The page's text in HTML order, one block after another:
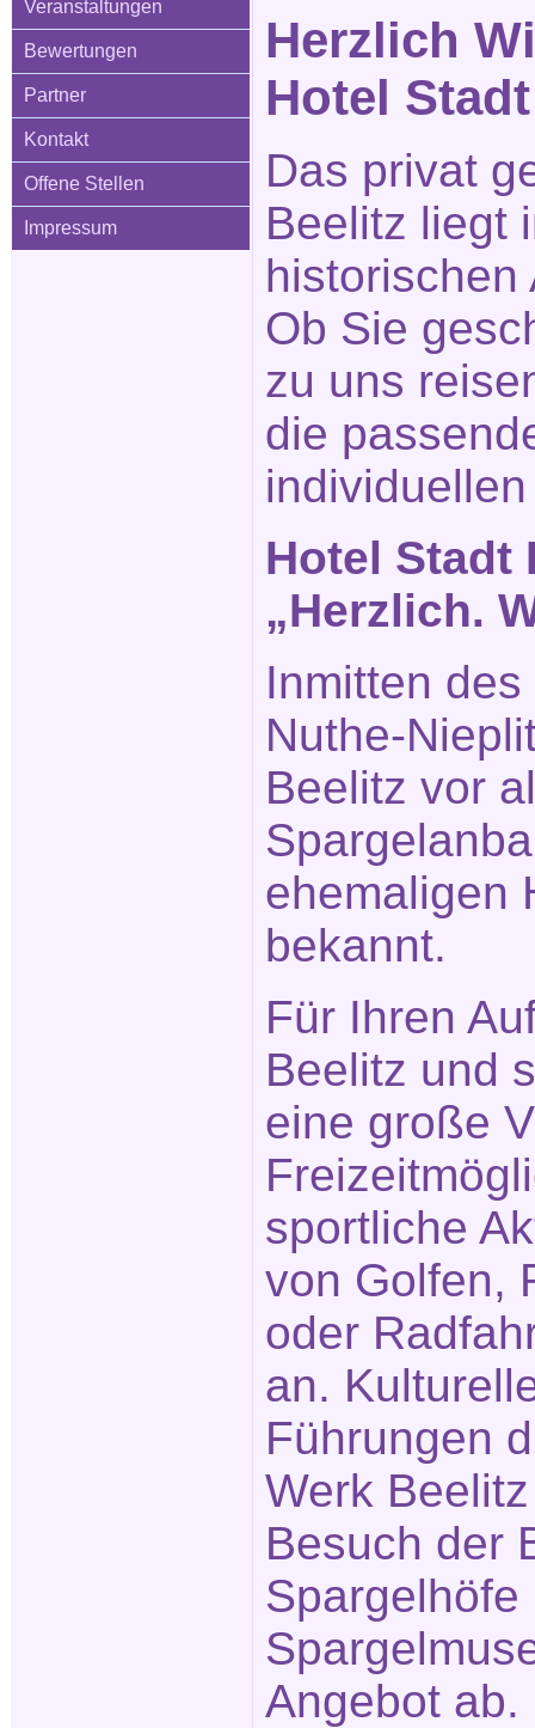
Veranstaltungen
Bewertungen
Partner
Kontakt
Offene Stellen
Impressum
Herzlich
Hotel
Das privat
Beelitz liegt
historischen
Ob Sie
zu uns
die
Hotel Stadt
„Herzlich.
Inmitten
Nuthe-
Beelitz vor
ehemaligen
bekannt.
Für Ihren
Beelitz und
eine große
sportliche
von Golfen,
oder
an.
Führungen
Werk
Besuch der
Spargelhöfe
Angebot ab.